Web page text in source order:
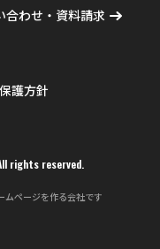
合わせ・資料請求
護方針
rights reserved.
ムページを作る会社です